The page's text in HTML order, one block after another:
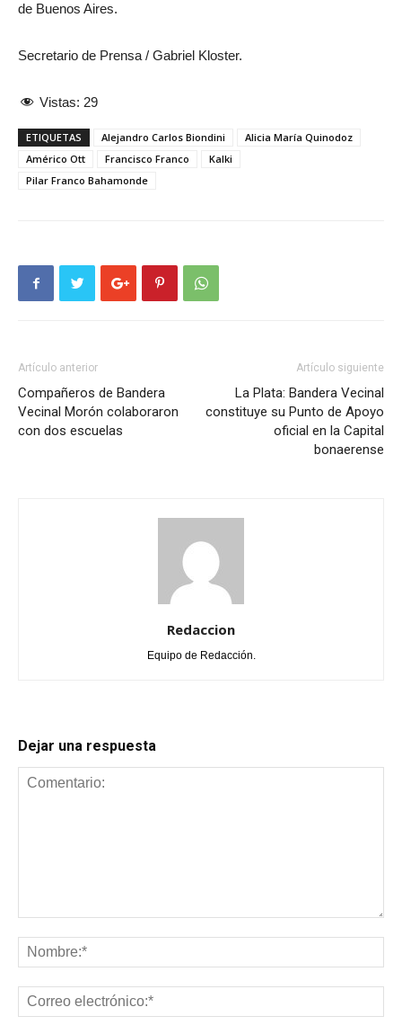
de Buenos Aires.
Secretario de Prensa / Gabriel Kloster.
Vistas: 29
ETIQUETAS Alejandro Carlos Biondini
Alicia María Quinodoz
Américo Ott
Francisco Franco
Kalki
Pilar Franco Bahamonde
Artículo anterior
Compañeros de Bandera
Vecinal Morón colaboraron
con dos escuelas
Artículo siguiente
La Plata: Bandera Vecinal
constituye su Punto de Apoyo
oficial en la Capital
bonaerense
Redaccion
Equipo de Redacción.
Dejar una respuesta